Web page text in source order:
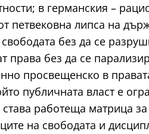
в германския –
петвековна липса на
без да се
права без да се
просвещенско в
публичната власт е
работеща матрица
на свободата и